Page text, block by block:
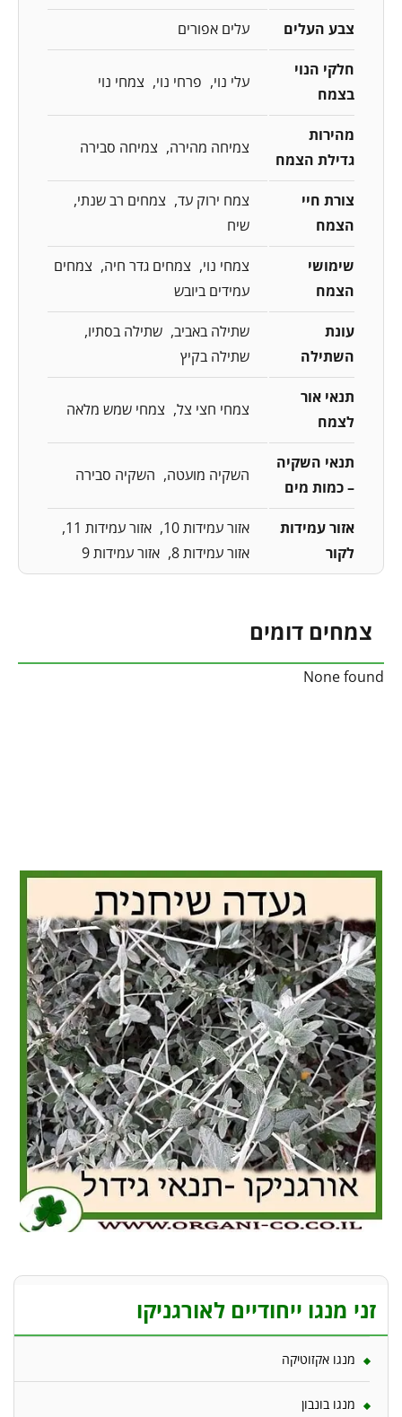
צבע העלים עלים אפורים
חלקי הנוי
בצמח
עלי נוי פרחי נוי צמחי נוי
מהירות
גדילת הצמח
צמיחה מהירה צמיחה סבירה
צורת חיי
הצמח
צמח ירוק עד
צמחים רב שנתי
שיח
שימושי
הצמח
צמחי נוי צמחים גדר חיה
צמחים
עמידים ביובש
עונת
השתילה
שתילה באביב שתילה בסתיו
שתילה בקיץ
תנאי אור
לצמח
צמחי חצי צל צמחי שמש מלאה
תנאי השקיה
– כמות מים
השקיה מועטה השקיה סבירה
אזור עמידות
לקור
אזור עמידות 10
אזור עמידות 11
אזור עמידות 8
אזור עמידות 9
צמחים דומים
None found
זני מנגו ייחודיים לאורגניקו
מנגו אקזוטיקה
מנגו בונבון